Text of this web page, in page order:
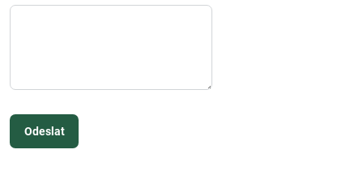
Odeslat